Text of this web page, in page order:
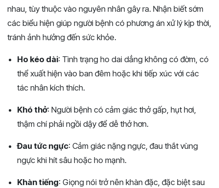
nhau, tùy thuộc vào nguyên nhân gây ra. Nhận biết sớm
các biểu hiện giúp người bệnh có phương án xử lý kịp thời,
tránh ảnh hưởng đến sức khỏe.
Ho kéo dài: Tình trạng ho dai dẳng không có đờm, có
thể xuất hiện vào ban đêm hoặc khi tiếp xúc với các
tác nhân kích thích.
Khó thở: Người bệnh có cảm giác thở gấp, hụt hơi,
thậm chí phải ngồi dậy để dễ thở hơn.
Đau tức ngực: Cảm giác nặng ngực, đau thắt vùng
ngực khi hít sâu hoặc ho mạnh.
Khàn tiếng: Giọng nói trở nên khàn đặc, đặc biệt sau